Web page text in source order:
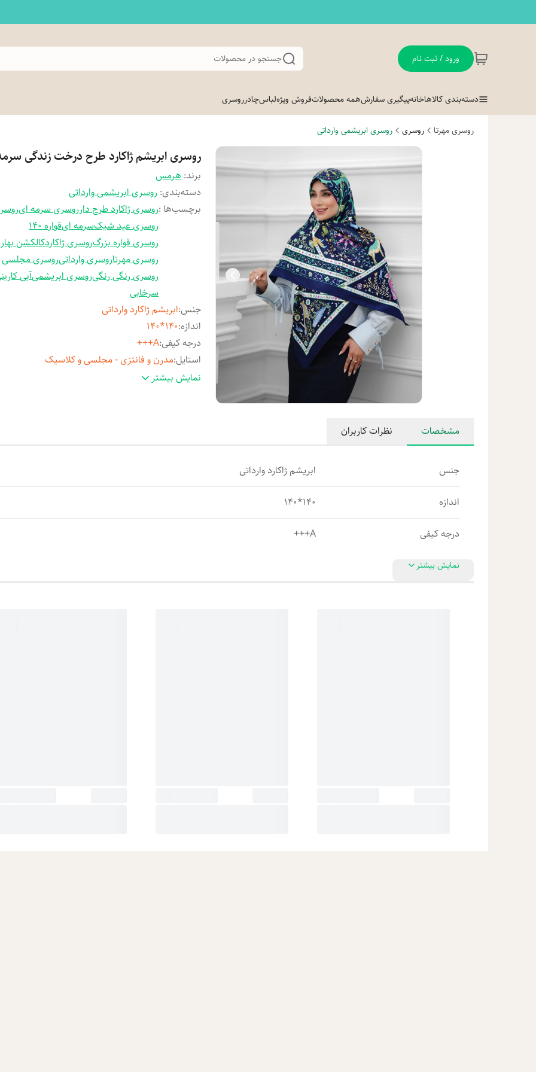
ورود / ثبت نام جستجو در محصولات
دسته‌بندی کالاهاخانهپیگیری سفارشهمه محصولاتفروش ویژهلباسچادرروسری
روسری مهرتا روسری روسری ابریشمی وارداتی
روسری ابریشم ژاکارد طرح درخت زندگی
برند:هرمس
دسته‌بندی: روسری ابریشمی وارداتی
برچسب‌ها :روسری ژاکارد طرح دارروسری سرمه ای
روسری عید شیکسرمه ایقواره 140
روسری قواره بزرگروسری ژاکاردکالکشن بهار
روسری مهرتاروسری وارداتیروسری مجلسی
روسری رنگی رنگیروسری ابریشمیآبی
سرخابی
جنس:ابریشم ژاکارد وارداتی
اندازه:
140*140
درجه کیفی:
A+++
استایل:مدرن و فانتزی - مجلسی و کلاسیک
مناسب فصل: چهارفصل نمایش بیشتر
مشخصات نظرات کاربران
جنس ابریشم ژاکارد وارداتی
اندازه 140*140
درجه کیفی A+++
نمایش بیشتر